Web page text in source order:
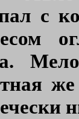
с
же